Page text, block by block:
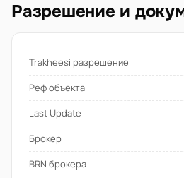
Разрешение и
Trakheesi разрешение
Реф объекта
Last Update
Брокер
BRN брокера